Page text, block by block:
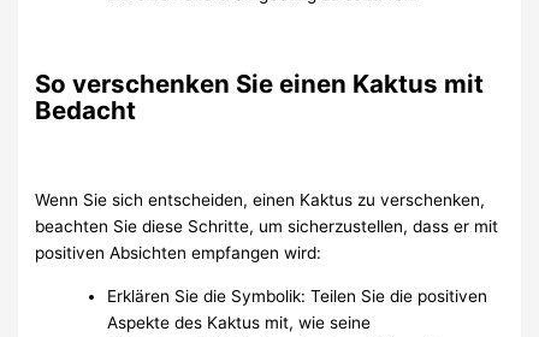
So verschenken Sie einen Kaktus mit
Bedacht
Wenn Sie sich entscheiden, einen Kaktus zu verschenken,
beachten Sie diese Schritte, um sicherzustellen, dass er mit
positiven Absichten empfangen wird:
Erklären Sie die Symbolik: Teilen Sie die positiven
Aspekte des Kaktus mit, wie seine